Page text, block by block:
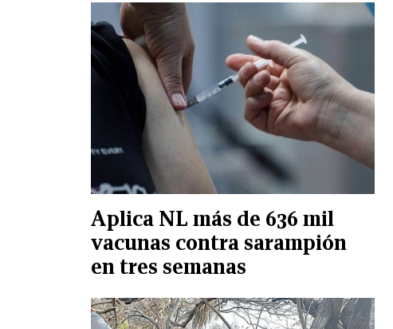
Aplica NL más de 636 mil
vacunas contra sarampión
en tres semanas